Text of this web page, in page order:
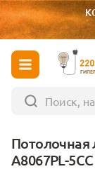
Потолочная
A8067PL-5CC